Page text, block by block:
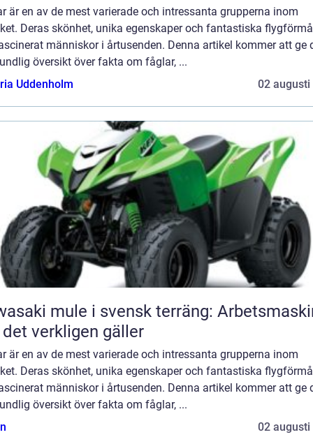
är en av de mest varierade och intressanta grupperna inom
Deras skönhet, unika egenskaper och fantastiska
människor i årtusenden. Denna artikel kommer att ge
översikt över fakta om fåglar, ...
Uddenholm
02 augusti
mule i svensk terräng:
verkligen gäller
är en av de mest varierade och intressanta grupperna inom
Deras skönhet, unika egenskaper och fantastiska
människor i årtusenden. Denna artikel kommer att ge
översikt över fakta om fåglar, ...
02 augusti